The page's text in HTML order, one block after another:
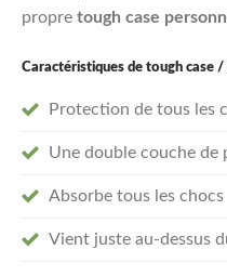
propre tough case
Caractéristiques de tough case
Protection de tous les
Une double couche de
Absorbe tous les chocs
Vient juste au-dessus